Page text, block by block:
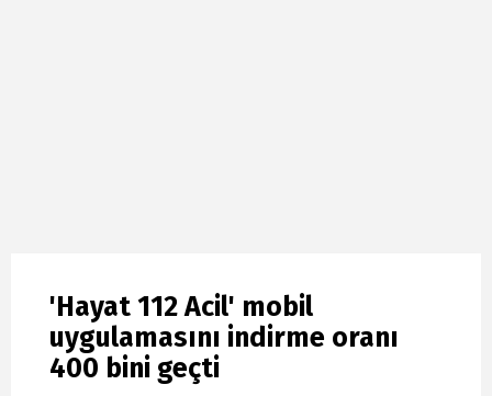
'Hayat 112 Acil' mobil
uygulamasını indirme oranı
400 bini geçti